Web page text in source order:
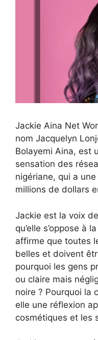
Jackie Aina Net
nom Jacquelyn
Bolayemi Aina, est
sensation des
nigériane, qui a
millions de dollars
Jackie est la voix
qu’elle s’oppose à
affirme que toutes
belles et doivent
pourquoi les gens
ou claire mais
noire ? Pourquoi la
elle une réflexion
cosmétiques et les